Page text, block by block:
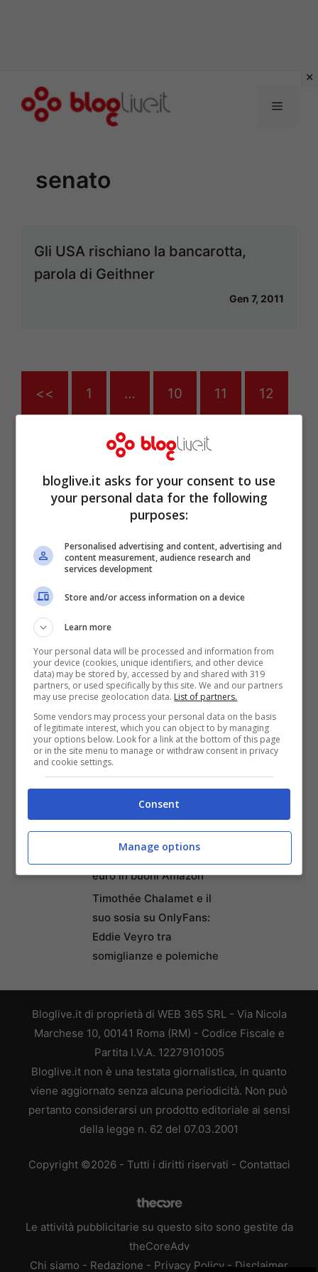
Menu
senato
Gli USA rischiano la bancarotta,
parola di Geithner
Gen 7, 2011
<< 1 … 10 11 12
Articoli recentiScopri l’Ebook Ideale per
le tue Letture Estive in
Spiaggia: Offerta
Abel Ferrara: la mia
battaglia contro la
dipendenza da crack e la
digitale gratuito per il
ristorante con MenuForma
Federico Venco: Il tragico
destino del motociclista
che ha pagato con la vita
un gesto di gentilezza
Credit Agricole lancia un
nuovo conto online a
canone zero con 50 euro
come ottenere fino a 650
euro in buoni Amazon
Timothée Chalamet e il
suo sosia su OnlyFans:
Eddie Veyro tra
somiglianze e polemiche
Bloglive.it di proprietà di WEB 365 SRL - Via Nicola
Marchese 10, 00141 Roma (RM) - Codice Fiscale e
Partita I.V.A. 12279101005
Bloglive.it non è una testata giornalistica, in quanto
viene aggiornato senza alcuna periodicità. Non può
pertanto considerarsi un prodotto editoriale ai sensi
della legge n. 62 del 07.03.2001
Copyright ©2026 - Tutti i diritti riservati - Contattaci
Le attività pubblicitarie su questo sito sono gestite da
theCoreAdv
Chi siamo - Redazione - Privacy Policy - Disclaimer
bloglive.it asks for your consent to use
your personal data for the following
purposes:
Personalised advertising and content, advertising and
content measurement, audience research and
services development
Store and/or access information on a device
Learn more
Your personal data will be processed and information from
your device (cookies, unique identifiers, and other device
data) may be stored by, accessed by and shared with 319
partners, or used specifically by this site. We and our partners
may use precise geolocation data. List of partners.
Some vendors may process your personal data on the basis
of legitimate interest, which you can object to by managing
your options below. Look for a link at the bottom of this page
or in the site menu to manage or withdraw consent in privacy
and cookie settings.
Consent
Manage options